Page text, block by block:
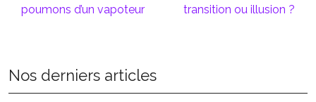
poumons d’un vapoteur
transition ou illusion ?
Nos derniers articles